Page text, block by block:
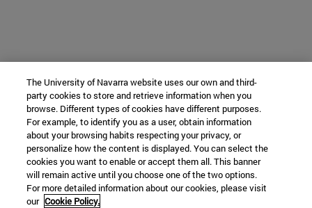
The University of Navarra website uses our own and third-
party cookies to store and retrieve information when you
browse. Different types of cookies have different purposes.
For example, to identify you as a user, obtain information
about your browsing habits respecting your privacy, or
personalize how the content is displayed. You can select the
cookies you want to enable or accept them all. This banner
will remain active until you choose one of the two options.
For more detailed information about our cookies, please visit
our Cookie Policy.